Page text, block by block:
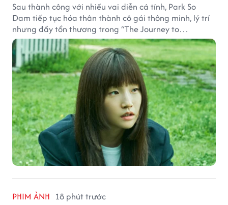
Sau thành công với nhiều vai diễn cá tính, Park So
Dam tiếp tục hóa thân thành cô gái thông minh, lý trí
nhưng đầy tổn thương trong “The Journey to
Gyeongju”.
PHIM ẢNH 18 phút trước